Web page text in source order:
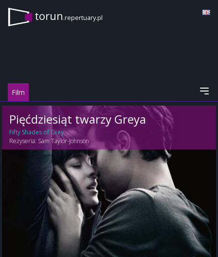
torun.repertuary.pl
Film
Pięćdziesiąt twarzy Greya
Fifty Shades of Grey
Reżyseria: Sam Taylor-Johnson